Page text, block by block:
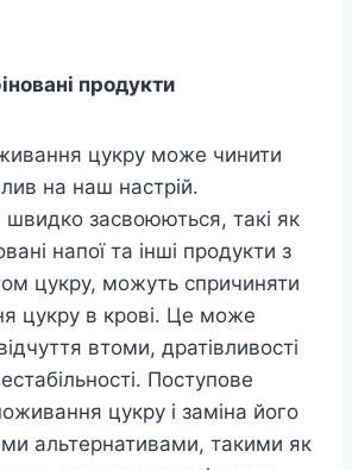
продукти
цукру може чинити
на наш настрій.
швидко засвоюються, такі як
напої та інші продукти з
цукру, можуть спричиняти
цукру в крові. Це може
втоми, дратівливості
Поступове
цукру і заміна його
альтернативами, такими як